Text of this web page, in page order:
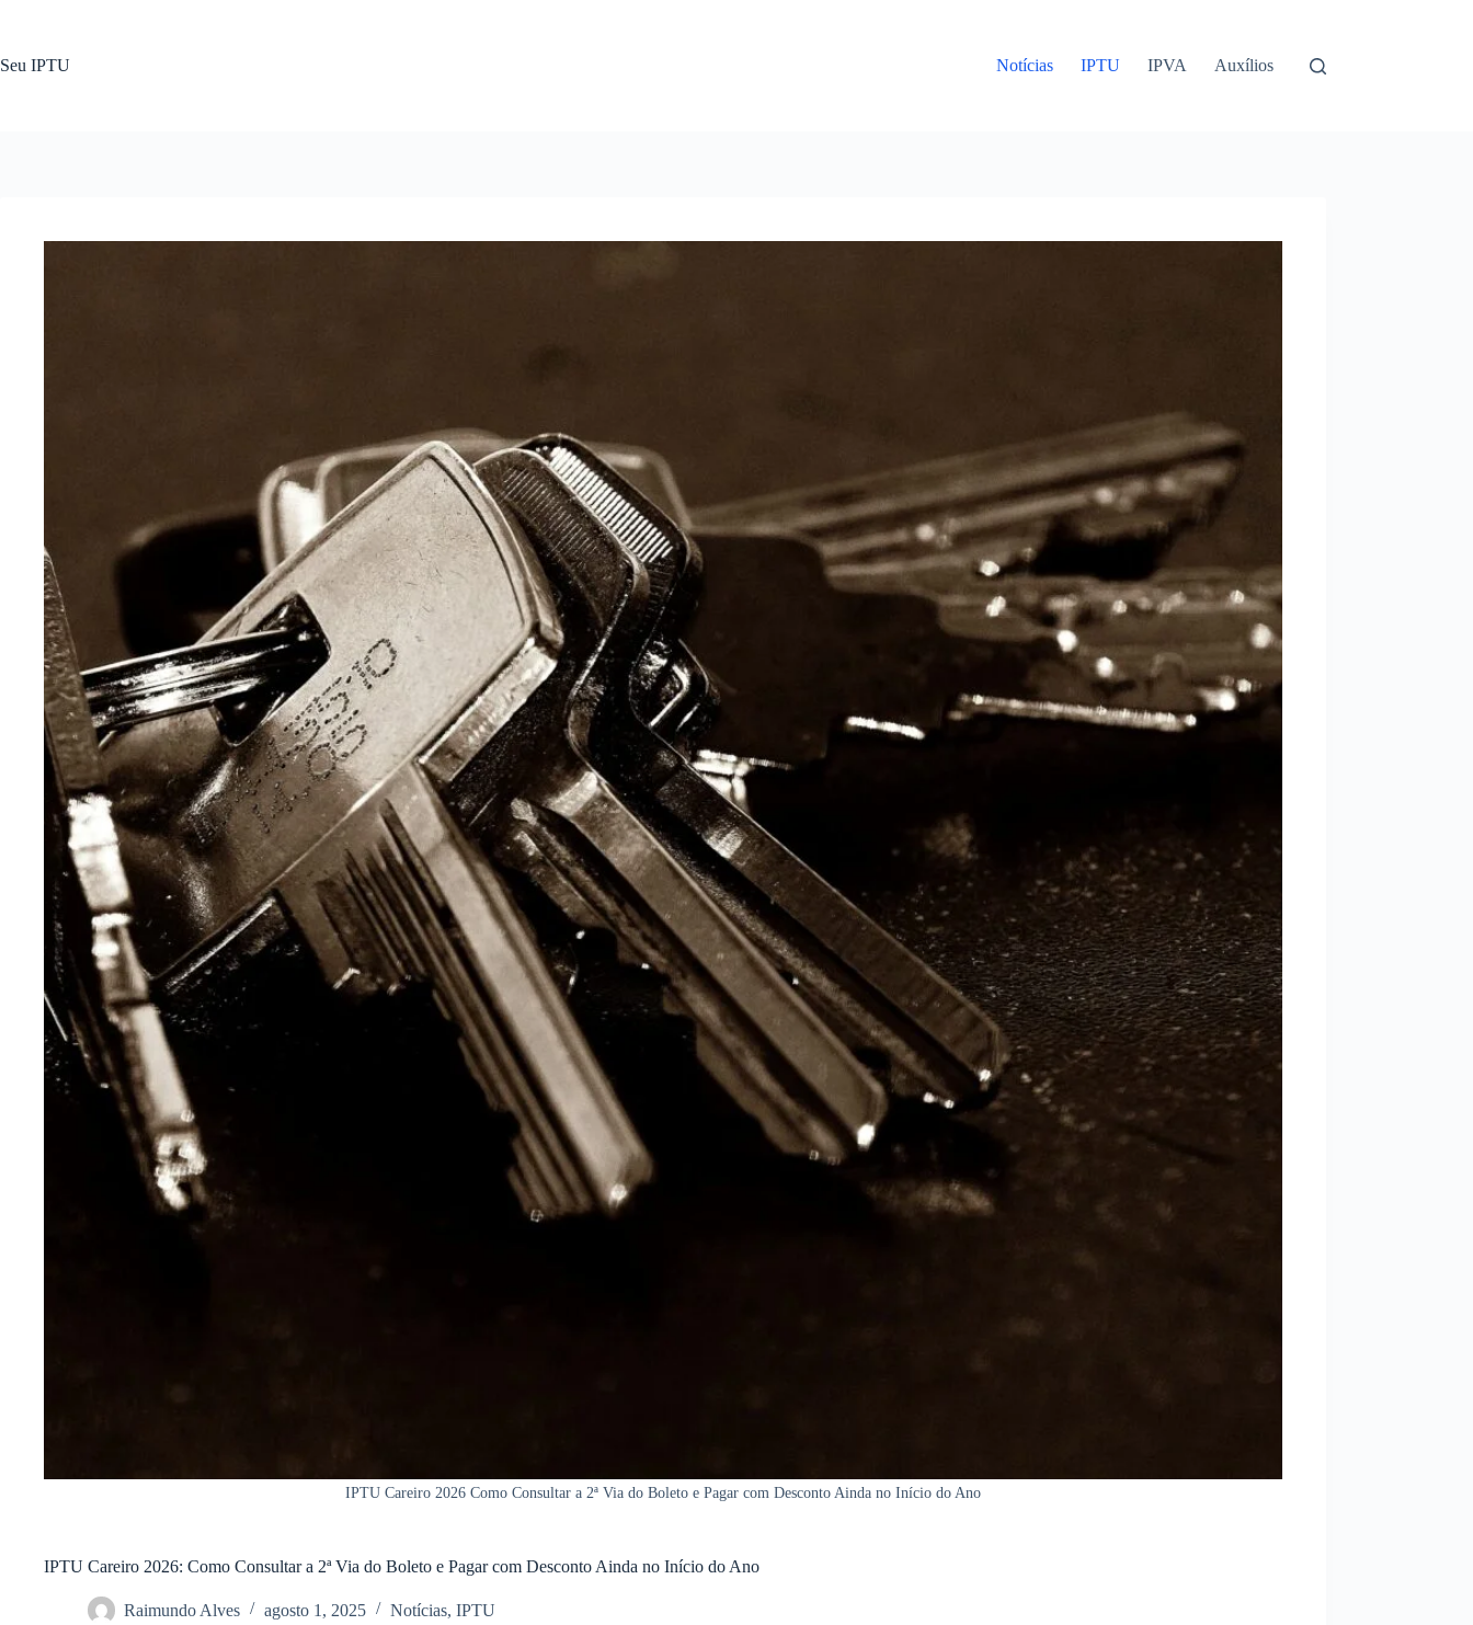
conteúdo
Seu IPTU Notícias IPTU IPVA Auxílios
IPTU Careiro 2026 Como Consultar a 2ª Via do Boleto e Pagar com Desconto Ainda no Início do Ano
IPTU Careiro 2026: Como Consultar a 2ª Via do Boleto e Pagar com Desconto Ainda no Início do Ano
Raimundo Alves agosto 1, 2025 Notícias, IPTU